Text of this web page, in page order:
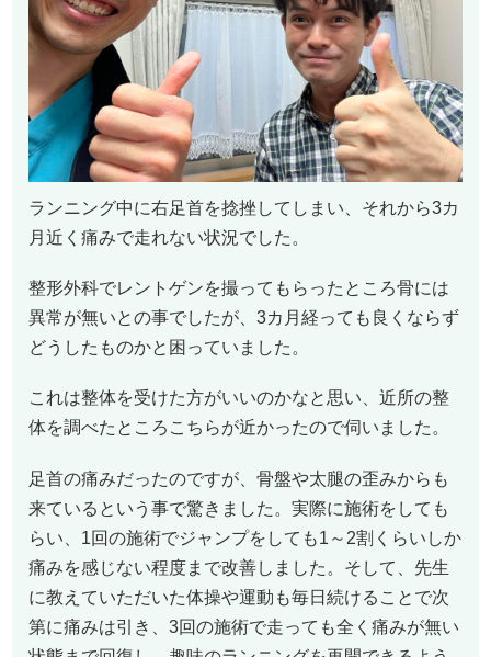
ランニング中に右足首を捻挫してしまい、それから3カ
月近く痛みで走れない状況でした。
整形外科でレントゲンを撮ってもらったところ骨には
異常が無いとの事でしたが、3カ月経っても良くならず
どうしたものかと困っていました。
これは整体を受けた方がいいのかなと思い、近所の整
体を調べたところこちらが近かったので伺いました。
足首の痛みだったのですが、骨盤や太腿の歪みからも
来ているという事で驚きました。実際に施術をしても
らい、1回の施術でジャンプをしても1～2割くらいしか
痛みを感じない程度まで改善しました。そして、先生
に教えていただいた体操や運動も毎日続けることで次
第に痛みは引き、3回の施術で走っても全く痛みが無い